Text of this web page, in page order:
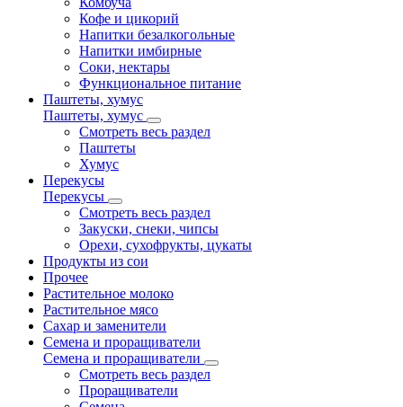
Кофе и цикорий
Напитки безалкогольные
Напитки имбирные
Соки, нектары
Функциональное питание
Паштеты, хумус
Паштеты, хумус
Смотреть весь раздел
Паштеты
Хумус
Перекусы
Перекусы
Смотреть весь раздел
Закуски, снеки, чипсы
Орехи, сухофрукты, цукаты
Продукты из сои
Прочее
Растительное молоко
Растительное мясо
Сахар и заменители
Семена и проращиватели
Семена и проращиватели
Смотреть весь раздел
Проращиватели